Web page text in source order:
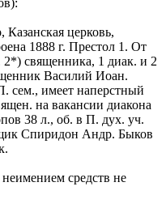
церковь,
1888 г. Престол 1. От
2*) священника, 1 диак. и 2
Василий Иоан.
сем., имеет наперстный
на вакансии диакона
38 л., об. в П. дух. уч.
Спиридон Андр. Быков
средств не